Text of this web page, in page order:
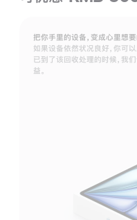
把你手里的设备，变成心里想要
如果设备依然状况良好，你可
已到了该回收处理的时候，我
益。